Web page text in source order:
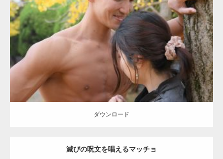
Update: 2021.07.8
Category:公園のマッチョ その他 AKIHITO(細マッチョ) 大胸筋 肩 腹
筋
ダウンロード
滅びの呪文を唱えるマッチョ
【YouTube】マッチョフリー素材メンバーが
ギネス世界記録…
【TV】TBS番組「ひるおび」にてマッスルプ